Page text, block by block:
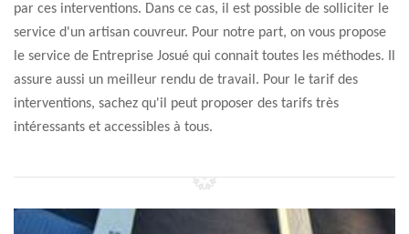
par ces interventions. Dans ce cas, il est possible de solliciter le
service d'un artisan couvreur. Pour notre part, on vous propose
le service de Entreprise Josué qui connait toutes les méthodes. Il
assure aussi un meilleur rendu de travail. Pour le tarif des
interventions, sachez qu'il peut proposer des tarifs très
intéressants et accessibles à tous.